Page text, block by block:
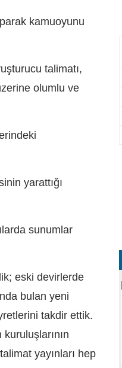
kamuoyunu
talimatı,
olumlu ve
yarattığı
sunumlar
eski devirlerde
bulan yeni
takdir ettik.
yayınları hep